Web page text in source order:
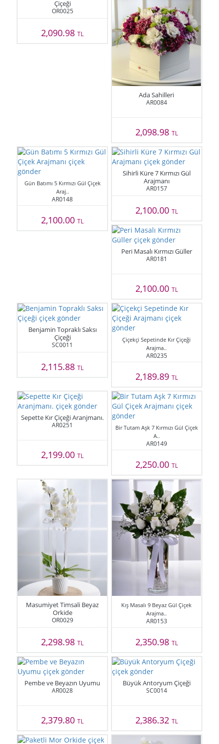
Çiçeği
OR0025
2,090.98TL
Ada Sahilleri
AR0084
2,098.98 TL
Gün Batımı 5 Kırmızı Gül Çiçek
Araj..
AR0148
2,100.00TL
Sihirli Küre 7 Kırmızı Gül
Arajmanı
AR0157
2,100.00 TL
Peri Masalı Kırmızı Güller
AR0181
2,100.00 TL
Benjamin Topraklı Saksı
Çiçeği
SC0011
2,115.88TL
Çiçekçi Sepetinde Kır Çiçeği
Arajma..
AR0235
2,189.89 TL
Sepette Kır Çiçeği Aranjmanı.
AR0251
2,199.00TL
Bir Tutam Aşk 7 Kırmızı Gül Çiçek
A..
AR0149
2,250.00 TL
Masumiyet Timsali Beyaz
Orkide
OR0029
2,298.98TL
Kış Masalı 9 Beyaz Gül Çiçek
Arajma..
AR0153
2,350.98 TL
Pembe ve Beyazın Uyumu
AR0028
2,379.80TL
Büyük Antoryum Çiçeği
SC0014
2,386.32 TL